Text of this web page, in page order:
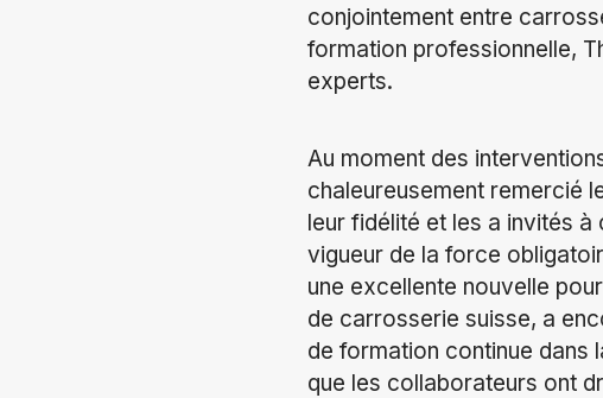
conjointement entre
formation professionnelle,
experts.
Au moment des
chaleureusement remercié
leur fidélité et les a invités à
vigueur de la force
une excellente nouvelle
de carrosserie suisse, a
de formation continue dans
que les collaborateurs ont